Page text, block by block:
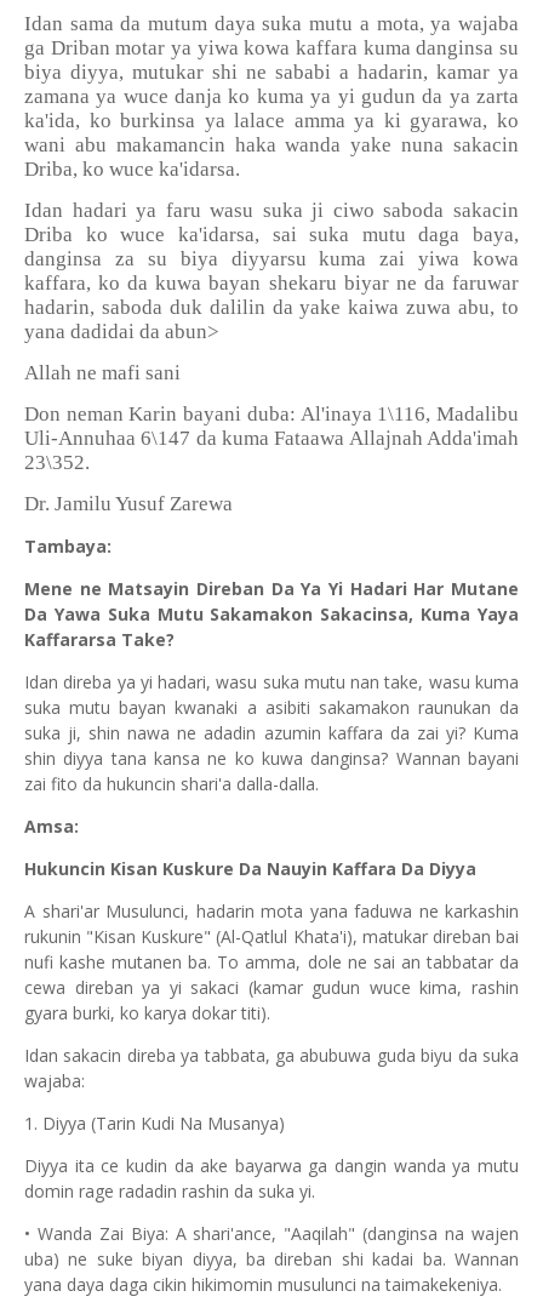
Idan sama da mutum daya suka mutu a mota, ya wajaba
ga Driban motar ya yiwa kowa kaffara kuma danginsa su
biya diyya, mutukar shi ne sababi a hadarin, kamar ya
zamana ya wuce danja ko kuma ya yi gudun da ya zarta
ka'ida, ko burkinsa ya lalace amma ya ki gyarawa, ko
wani abu makamancin haka wanda yake nuna sakacin
Driba, ko wuce ka'idarsa.
Idan hadari ya faru wasu suka ji ciwo saboda sakacin
Driba ko wuce ka'idarsa, sai suka mutu daga baya,
danginsa za su biya diyyarsu kuma zai yiwa kowa
kaffara, ko da kuwa bayan shekaru biyar ne da faruwar
hadarin, saboda duk dalilin da yake kaiwa zuwa abu, to
yana dadidai da abun>
Allah ne mafi sani
Don neman Karin bayani duba: Al'inaya 1\116, Madalibu
Uli-Annuhaa 6\147 da kuma Fataawa Allajnah Adda'imah
23\352.
Dr. Jamilu Yusuf Zarewa
Tambaya:
Mene ne Matsayin Direban Da Ya Yi Hadari Har Mutane
Da Yawa Suka Mutu Sakamakon Sakacinsa, Kuma Yaya
Kaffararsa Take?
Idan direba ya yi hadari, wasu suka mutu nan take, wasu kuma
suka mutu bayan kwanaki a asibiti sakamakon raunukan da
suka ji, shin nawa ne adadin azumin kaffara da zai yi? Kuma
shin diyya tana kansa ne ko kuwa danginsa? Wannan bayani
zai fito da hukuncin shari'a dalla-dalla.
Amsa:
Hukuncin Kisan Kuskure Da Nauyin Kaffara Da Diyya
A shari'ar Musulunci, hadarin mota yana faduwa ne karkashin
rukunin "Kisan Kuskure" (Al-Qatlul Khata'i), matukar direban bai
nufi kashe mutanen ba. To amma, dole ne sai an tabbatar da
cewa direban ya yi sakaci (kamar gudun wuce kima, rashin
gyara burki, ko karya dokar titi).
Idan sakacin direba ya tabbata, ga abubuwa guda biyu da suka
wajaba:
1. Diyya (Tarin Kudi Na Musanya)
Diyya ita ce kudin da ake bayarwa ga dangin wanda ya mutu
domin rage radadin rashin da suka yi.
• Wanda Zai Biya: A shari'ance, "Aaqilah" (danginsa na wajen
uba) ne suke biyan diyya, ba direban shi kadai ba. Wannan
yana daya daga cikin hikimomin musulunci na taimakekeniya.